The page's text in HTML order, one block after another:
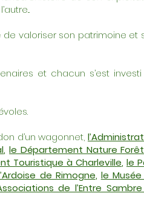
de valoriser son patrimoine et
et chacun s’est
d’un wagonnet,
,le Département Nature Forêt
Touristique à Charleville, le
de Rimogne, le
de l’Entre